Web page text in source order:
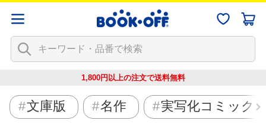
1,800円以上の注文で送料無料
文庫版 名作 実写化コミック